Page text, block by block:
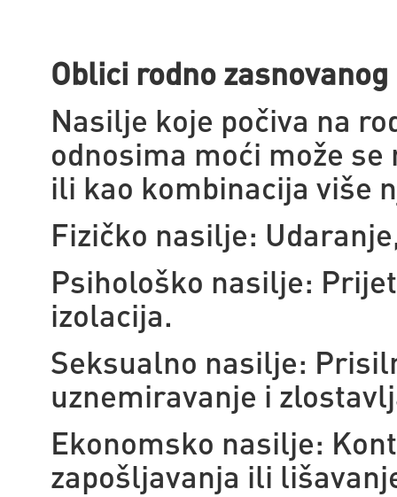
Oblici rodno
Nasilje koje počiva na
odnosima moći može
ili kao kombinacija više
Fizičko nasilje:
Psihološko nasilje:
izolacija.
Seksualno nasilje:
uznemiravanje i
Ekonomsko nasilje:
zapošljavanja ili